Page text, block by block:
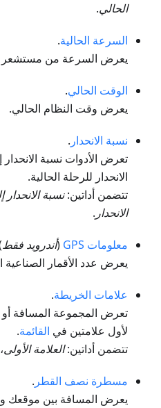
الحالي.
السرعة الحالية.
يعرض السرعة من مستشعر GPS.
الوقت الحالي.
يعرض وقت النظام الحالي.
نسبة الانحدار .
تعرض الأدوات نسبة
الانحدار للرحلة الحالية.
تتضمن أداتين:نسبة
الانحدار .
معلومات GPS (أندرويد فقط
يعرض عدد الأقمار الصناعية
علامات الخريطة.
لأول علامتين في القائمة.
تتضمن أداتين:العلامة الأولى
مسطرة نصف القطر .
يعرض المسافة بين موقعك